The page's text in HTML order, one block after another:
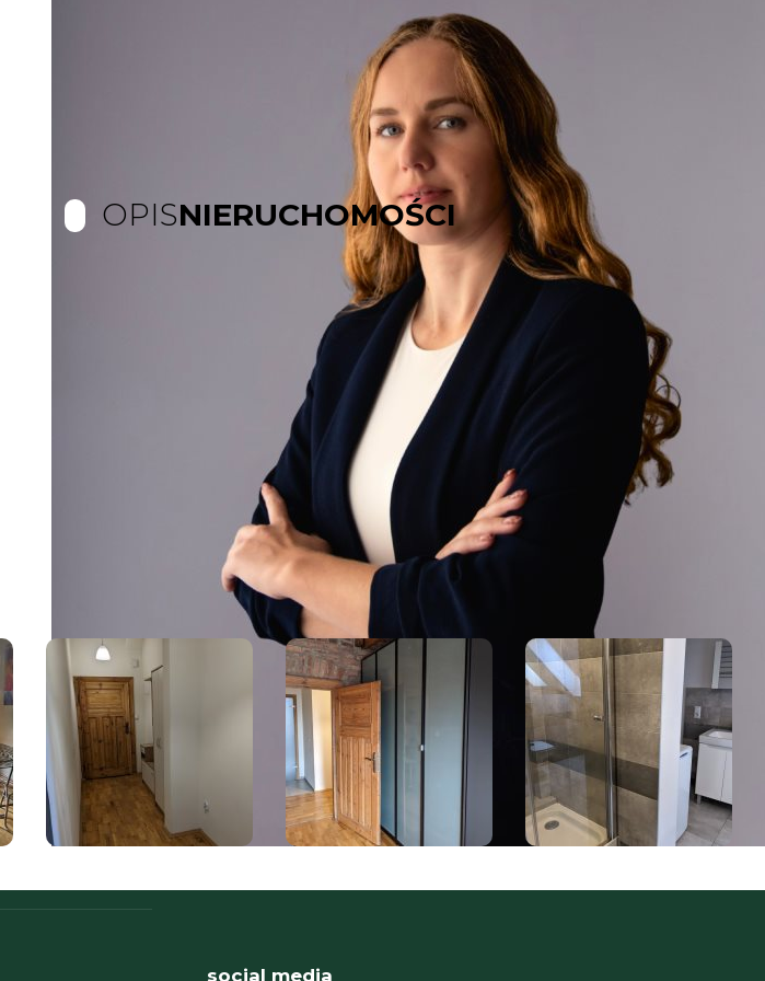
OPISNIERUCHOMOŚCI
: Katowice, ul. Warszawska 28a
: 32 m², budynek - kamienica
: 500 PLN (zima), 200 PLN (bez ogrzewania, sezon letni)
: gaz, prąd, woda - według liczników
- z właścicielem. Nie wymaga notariusza, najem okazjonalny.
: Po więcej informacji proszę dzwonić pod numer +48 666 979 969
social media